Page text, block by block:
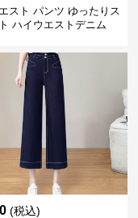
スト パンツ ゆったりス
ハイウエストデニム
(税込)